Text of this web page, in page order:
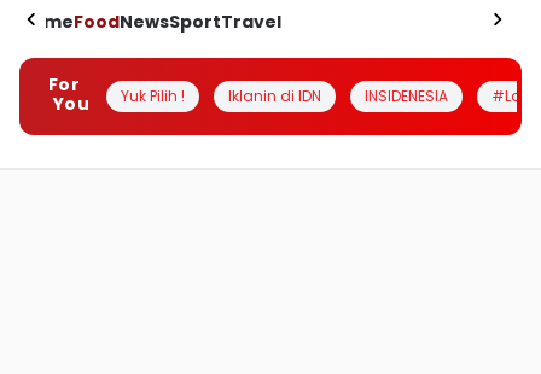
HomeFoodNewsSportTravel
For
You
Yuk Pilih ! Iklanin di IDN INSIDENESIA